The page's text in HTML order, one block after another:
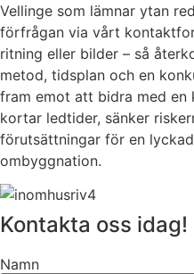
Vellinge som lämnar ytan
förfrågan via vårt
ritning eller bilder – så
metod, tidsplan och en
fram emot att bidra med en
kortar ledtider, sänker
förutsättningar för en
ombyggnation.
Kontakta oss idag!
Namn